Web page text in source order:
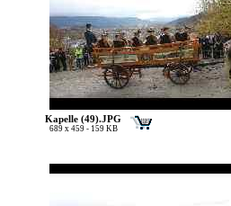
Kapelle (49).JPG
689 x 459 - 159 KB